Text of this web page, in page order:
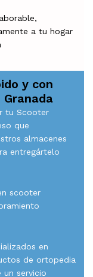
a tu hogar
y con
tu Scooter
que
almacenes
entregártelo
scooter
en
de ortopedia
un servicio